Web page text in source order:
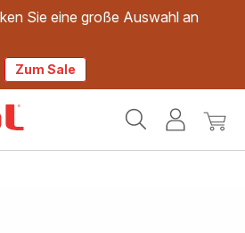
Sie eine große Auswahl an
Zum Sale
Mein
Mein